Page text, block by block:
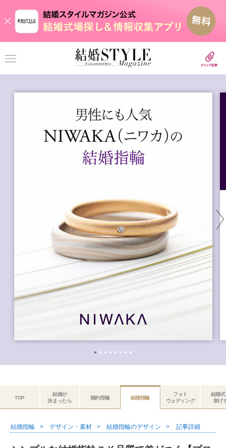
TOP
結婚が
決まったら
婚約指輪 結婚指輪
フォト
ウェディング
結婚
挙げ
結婚指輪 デザイン・素材 結婚指輪のデザイン 記事詳細